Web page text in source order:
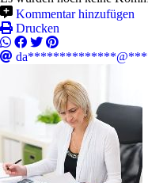
Kommentar hinzufügen
Drucken